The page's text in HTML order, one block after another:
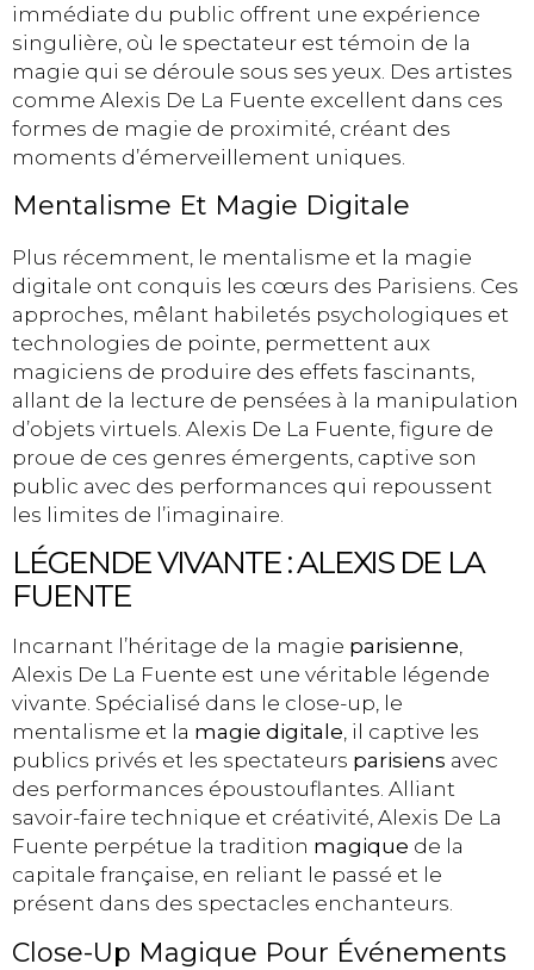
immédiate du public offrent une expérience
singulière, où le spectateur est témoin de la
magie qui se déroule sous ses yeux. Des artistes
comme Alexis De La Fuente excellent dans ces
formes de magie de proximité, créant des
moments d’émerveillement uniques.
Mentalisme Et Magie Digitale
Plus récemment, le mentalisme et la magie
digitale ont conquis les cœurs des Parisiens. Ces
approches, mêlant habiletés psychologiques et
technologies de pointe, permettent aux
magiciens de produire des effets fascinants,
allant de la lecture de pensées à la manipulation
d’objets virtuels. Alexis De La Fuente, figure de
proue de ces genres émergents, captive son
public avec des performances qui repoussent
les limites de l’imaginaire.
LÉGENDE VIVANTE : ALEXIS DE LA
FUENTE
Incarnant l’héritage de la magie parisienne,
Alexis De La Fuente est une véritable légende
vivante. Spécialisé dans le close-up, le
mentalisme et la magie digitale, il captive les
publics privés et les spectateurs parisiens avec
des performances époustouflantes. Alliant
savoir-faire technique et créativité, Alexis De La
Fuente perpétue la tradition magique de la
capitale française, en reliant le passé et le
présent dans des spectacles enchanteurs.
Close-Up Magique Pour Événements